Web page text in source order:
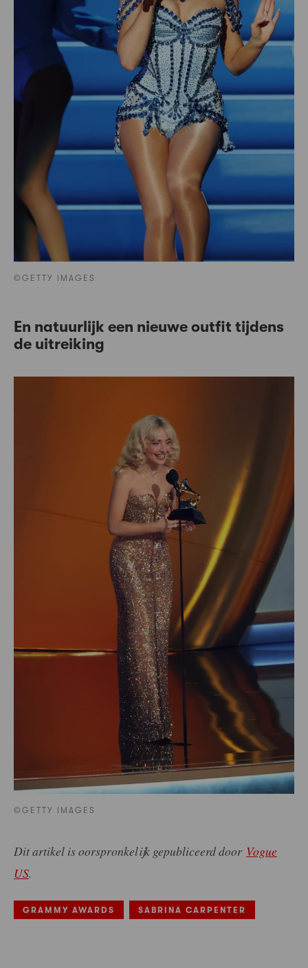
©GETTY IMAGES
En natuurlijk een nieuwe outfit tijdens
de uitreiking
©GETTY IMAGES
Dit artikel is oorspronkelijk gepubliceerd door Vogue
US.
GRAMMY AWARDS SABRINA CARPENTER